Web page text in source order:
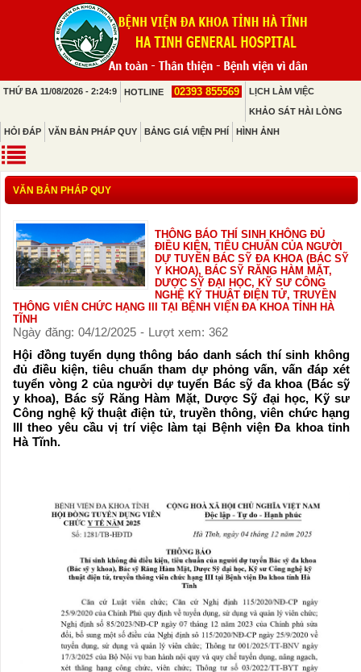
THỨ BA 11/08/2026 - 2:24:9 HOTLINE 02393 855569 LỊCH LÀM VIỆC
KHẢO SÁT HÀI LÒNG
HỎI ĐÁP VĂN BẢN PHÁP QUY BẢNG GIÁ VIỆN PHÍ HÌNH ẢNH
VĂN BẢN PHÁP QUY
THÔNG BÁO THÍ SINH KHÔNG ĐỦ
ĐIỀU KIỆN, TIÊU CHUẨN CỦA NGƯỜI
DỰ TUYỂN BÁC SỸ ĐA KHOA (BÁC SỸ
Y KHOA), BÁC SỸ RĂNG HÀM MẶT,
DƯỢC SỸ ĐẠI HỌC, KỸ SƯ CÔNG
NGHỆ KỸ THUẬT ĐIỆN TỬ, TRUYỀN
THÔNG VIÊN CHỨC HẠNG III TẠI BỆNH VIỆN ĐA KHOA TỈNH HÀ
TĨNH
Ngày đăng: 04/12/2025 - Lượt xem: 362
Hội đồng tuyển dụng thông báo danh sách thí sinh không
đủ điều kiện, tiêu chuẩn tham dự phỏng vấn, vấn đáp xét
tuyển vòng 2 của người dự tuyển Bác sỹ đa khoa (Bác sỹ
y khoa), Bác sỹ Răng Hàm Mặt, Dược Sỹ đại học, Kỹ sư
Công nghệ kỹ thuật điện tử, truyền thông, viên chức hạng
III theo yêu cầu vị trí việc làm tại Bệnh viện Đa khoa tỉnh
Hà Tĩnh.